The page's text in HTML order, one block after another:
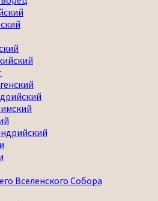
Вселенского Собора